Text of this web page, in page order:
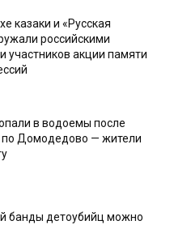
казаки и «Русская
российскими
участников акции памяти
в водоемы после
Домодедово — жители
банды детоубийц можно